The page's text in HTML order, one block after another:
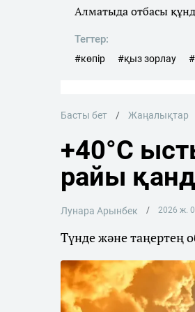
Алматыда отбасы
Тегтер:
#көпір #қыз зорлау
Басты бет Жаңалықтар
+40°C
райы
Лунара Арынбек 2026 ж.
Түнде және таңертең